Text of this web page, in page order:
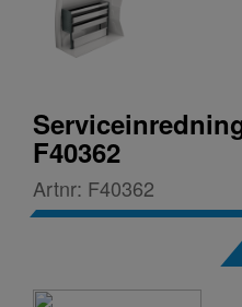
F40362
Artnr: F40362